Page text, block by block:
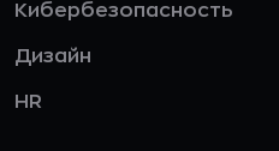
Кибербезопасность
Дизайн
HR